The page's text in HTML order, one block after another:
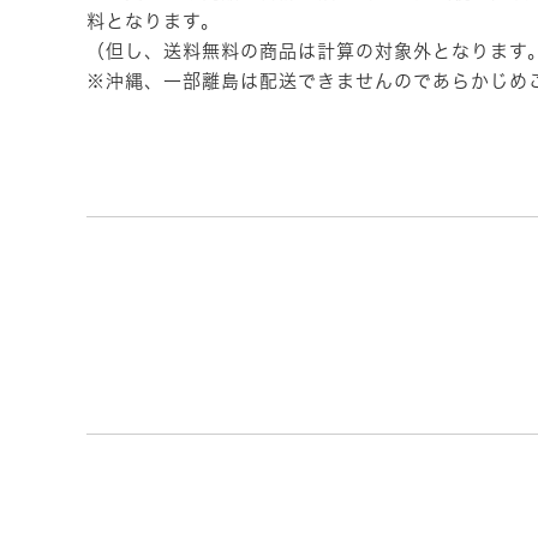
料となります。
（但し、送料無料の商品は計算の対象外となります
※沖縄、一部離島は配送できませんのであらかじめ